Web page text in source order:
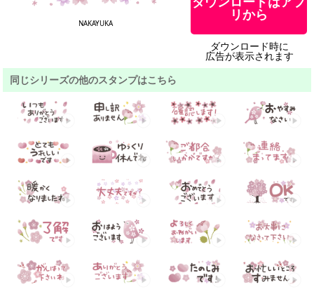
NAKAYUKA
リから
ダウンロード時に
広告が表示されます
同じシリーズの他のスタンプはこちら